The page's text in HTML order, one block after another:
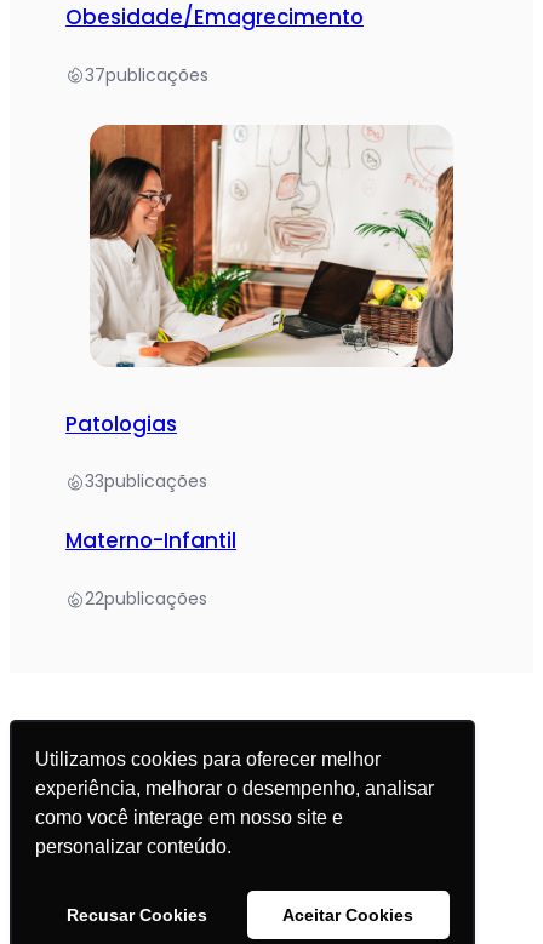
Utilizamos cookies para oferecer melhor
experiência, melhorar o desempenho, analisar
como você interage em nosso site e
personalizar conteúdo.
Recusar Cookies Aceitar Cookies
Obesidade/Emagrecimento
37publicações
Patologias
33publicações
Materno-Infantil
22publicações
© 2025 Academia da Nutrição. Todos os direitos
reservados.